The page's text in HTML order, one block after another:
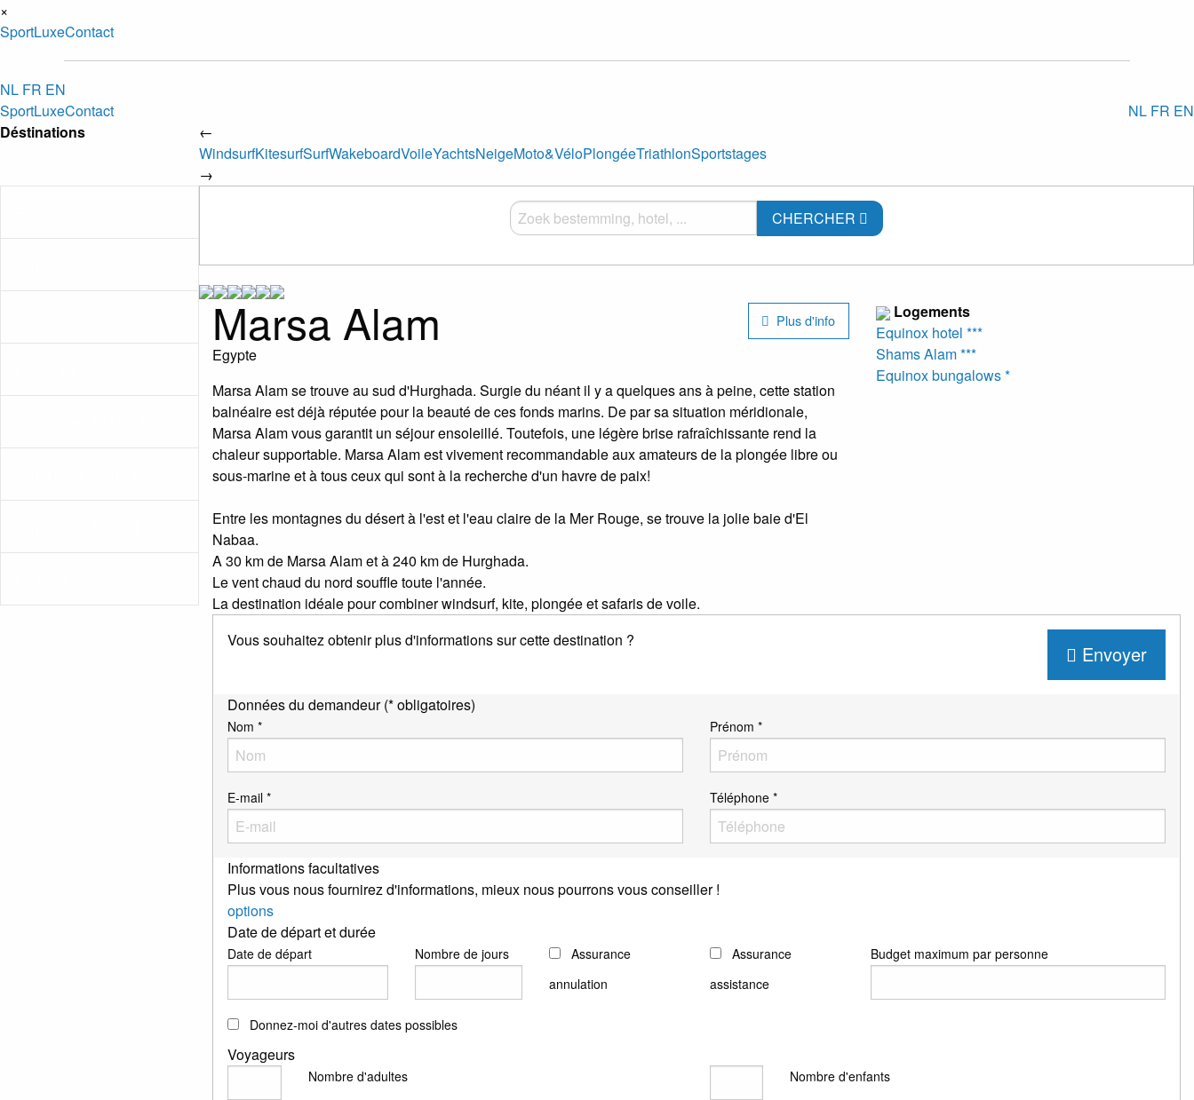
×
SportLuxeContact
NL FR EN
NL FR EN
SportLuxeContact
Déstinations
←
WindsurfKitesurfSurfWakeboardVoileYachtsNeigeMoto&VéloPlongéeTriathlonSportstages
→
CHERCHER
Plus d'info
Marsa Alam
Egypte
Marsa Alam se trouve au sud d'Hurghada. Surgie du néant il y a quelques ans à peine, cette station
balnéaire est déjà réputée pour la beauté de ces fonds marins. De par sa situation méridionale,
Marsa Alam vous garantit un séjour ensoleillé. Toutefois, une légère brise rafraîchissante rend la
chaleur supportable. Marsa Alam est vivement recommandable aux amateurs de la plongée libre ou
sous-marine et à tous ceux qui sont à la recherche d'un havre de paix!
Entre les montagnes du désert à l'est et l'eau claire de la Mer Rouge, se trouve la jolie baie d'El
Nabaa.
A 30 km de Marsa Alam et à 240 km de Hurghada.
Le vent chaud du nord souffle toute l'année.
La destination idéale pour combiner windsurf, kite, plongée et safaris de voile.
Logements
Equinox hotel ***
Shams Alam ***
Equinox bungalows *
Vous souhaitez obtenir plus d'informations sur cette destination ?
Envoyer
Données du demandeur (* obligatoires)
Nom * Prénom *
E-mail * Téléphone *
Informations facultatives
Plus vous nous fournirez d'informations, mieux nous pourrons vous conseiller !
options
Date de départ et durée
Date de départ Nombre de jours
Donnez-moi d'autres dates possibles
Assurance
annulation
Assurance
assistance
Budget maximum par personne
Voyageurs
Nombre d'adultes Nombre d'enfants